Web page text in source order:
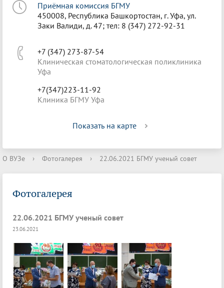
Приёмная комиссия БГМУ
450008, Республика Башкортостан, г. Уфа, ул.
Заки Валиди, д. 47; тел: 8 (347) 272-92-31
+7 (347) 273-87-54
Клиническая стоматологическая поликлиника
Уфа
+7(347)223-11-92
Клиника БГМУ Уфа
Показать на карте
О ВУЗе › Фотогалерея › 22.06.2021 БГМУ ученый совет
Фотогалерея
22.06.2021 БГМУ ученый совет
23.06.2021